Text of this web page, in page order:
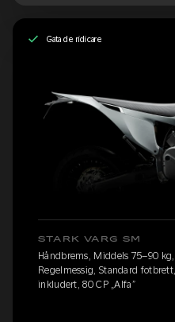
Gata de ridicare
STARK VARG SM
Håndbrems, Middels 75–90
Regelmessig, Standard
inkludert, 80 CP „Alfa”